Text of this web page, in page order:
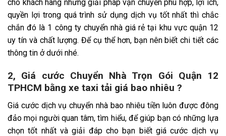
cho khách hàng nhưng giải pháp vận chuyển phù hợp, lợi ích,
quyền lợi trong quá trình sử dụng dịch vụ tốt nhất thì chắc
chắn đó là 1 công ty chuyển nhà giá rẻ tại khu vực quận 12
uy tín và chất lượng. Để cụ thể hơn, bạn nên biết chi tiết các
thông tin ở dưới nhé.
2, Giá cước Chuyển Nhà Trọn Gói Quận 12
TPHCM bằng xe taxi tải giá bao nhiêu ?
Giá cước dịch vụ chuyển nhà bao nhiêu tiền luôn được đông
đảo mọi người quan tâm, tìm hiểu, để giúp bạn có những lựa
chọn tốt nhất và giải đáp cho bạn biết giá cước dịch vụ